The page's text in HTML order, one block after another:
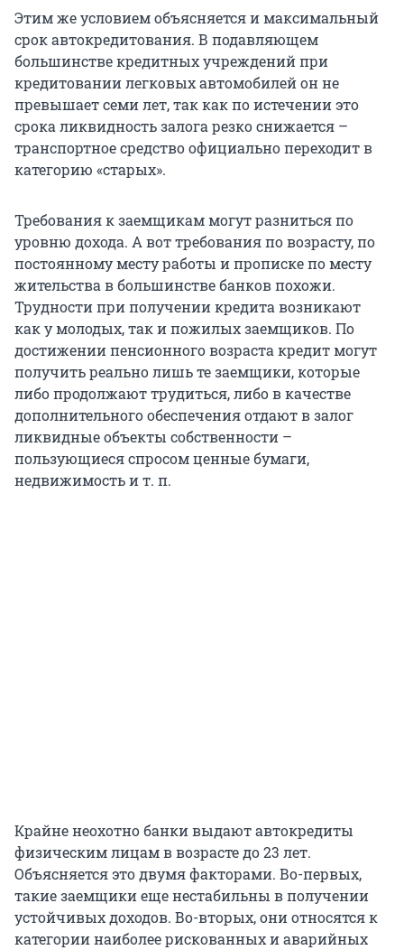
Этим же условием объясняется и максимальный
срок автокредитования. В подавляющем
большинстве кредитных учреждений при
кредитовании легковых автомобилей он не
превышает семи лет, так как по истечении это
срока ликвидность залога резко снижается –
транспортное средство официально переходит в
категорию «старых».
Требования к заемщикам могут разниться по
уровню дохода. А вот требования по возрасту, по
постоянному месту работы и прописке по месту
жительства в большинстве банков похожи.
Трудности при получении кредита возникают
как у молодых, так и пожилых заемщиков. По
достижении пенсионного возраста кредит могут
получить реально лишь те заемщики, которые
либо продолжают трудиться, либо в качестве
дополнительного обеспечения отдают в залог
ликвидные объекты собственности –
пользующиеся спросом ценные бумаги,
недвижимость и т. п.
Крайне неохотно банки выдают автокредиты
физическим лицам в возрасте до 23 лет.
Объясняется это двумя факторами. Во-первых,
такие заемщики еще нестабильны в получении
устойчивых доходов. Во-вторых, они относятся к
категории наиболее рискованных и аварийных